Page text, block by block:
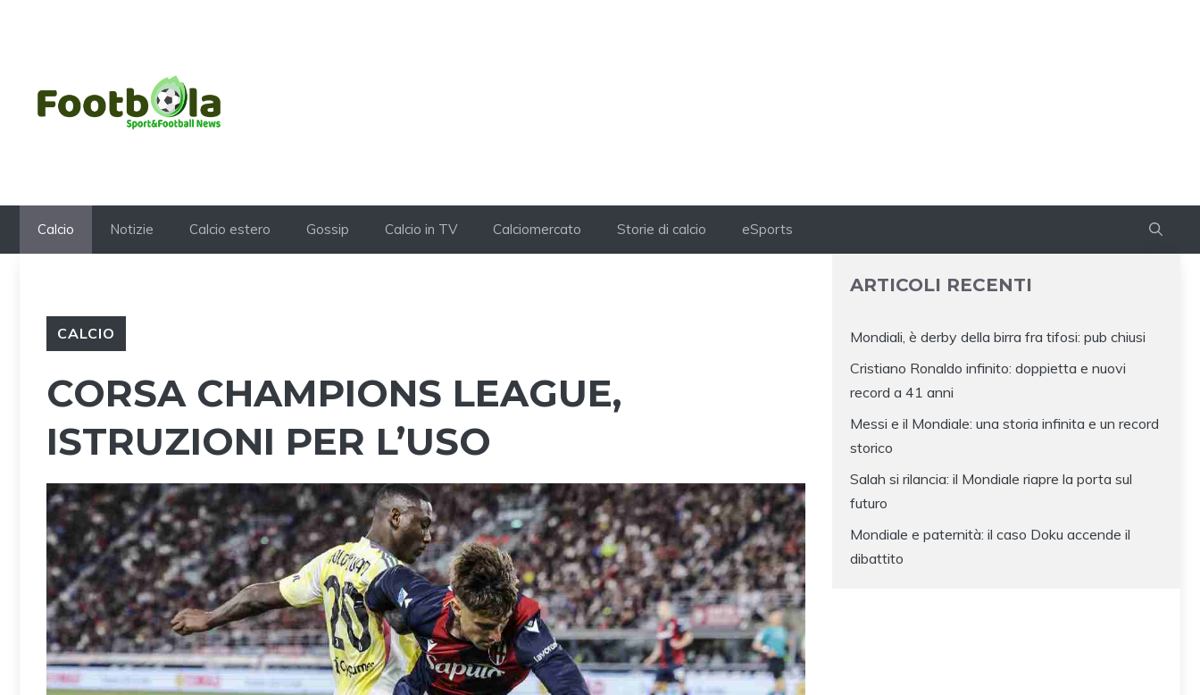
Calcio Notizie Calcio estero Gossip Calcio in TV Calciomercato Storie di calcio eSports
CALCIO
CORSA CHAMPIONS LEAGUE,
ISTRUZIONI PER L’USO
ARTICOLI RECENTI
Mondiali, è derby della birra fra tifosi: pub chiusi
Cristiano Ronaldo infinito: doppietta e nuovi
record a 41 anni
Messi e il Mondiale: una storia infinita e un record
storico
Salah si rilancia: il Mondiale riapre la porta sul
futuro
Mondiale e paternità: il caso Doku accende il
dibattito